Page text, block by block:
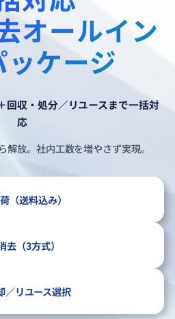
オールイン
ッケージ
回収・処分／リユースまで一括対
応
解放。社内工数を増やさず実現。
（送料込み）
去（3方式）
／リユース選択